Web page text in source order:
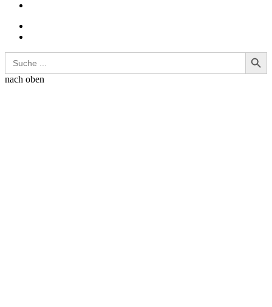
Search
for:
Search Button
nach oben